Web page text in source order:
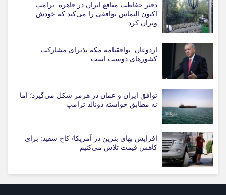
دفتر حفاظت منافع ایران در قاهره: ترامپ
اکنون التماس توافقی را می‌کند که خودش
ویران کرد
اردوغان: توافقنامه مکه پذیرای مشارکت
کشورهای دوست است
توافق ایران و عمان در هرمز شکل می‌گیرد؛ اما
نه مطابق خواسته دونالد ترامپ
افزایش بهای بنزین در آمریکا/ کاخ سفید: برای
کاهش قیمت تلاش می‌کنیم